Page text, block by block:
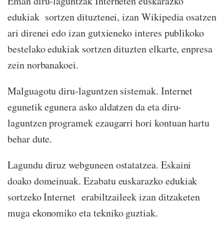
edukiak sortzen dituztenei, izan Wikipedia osatzen
ari direnei edo izan gutxieneko interes publikoko
bestelako edukiak sortzen dituzten elkarte, enpresa
zein norbanakoei.
Malguagotu diru-laguntzen sistemak. Internet
egunetik egunera asko aldatzen da eta diru-
laguntzen programek ezaugarri hori kontuan hartu
behar dute.
Lagundu diruz webguneen ostatatzea. Eskaini
doako domeinuak. Ezabatu euskarazko edukiak
sortzeko Internet erabiltzaileek izan ditzaketen
muga ekonomiko eta tekniko guztiak.